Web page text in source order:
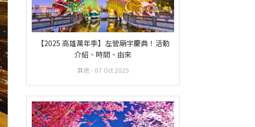
【2025 高雄萬年季】左營廟宇慶典！活動
介紹、時間、由來
其他 - 07 Oct 2025